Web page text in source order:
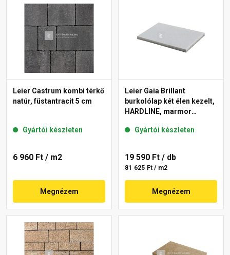
Leier Castrum kombi térkő
natúr, füstantracit 5 cm
Gyártói készleten
6 960 Ft / m2
Megnézem
Leier Gaia Brillant
burkolólap két élen kezelt,
HARDLINE, marmor
Gyártói készleten
19 590 Ft / db
81 625 Ft / m2
Megnézem